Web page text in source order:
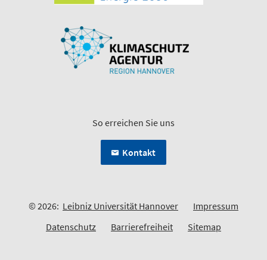
So erreichen Sie uns
Kontakt
© 2026: Leibniz Universität Hannover
Impressum
Datenschutz
Barrierefreiheit Sitemap